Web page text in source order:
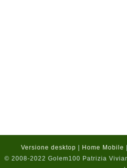
Versione desktop | Home Mobile |
© 2008-2022 Golem100 Patrizia